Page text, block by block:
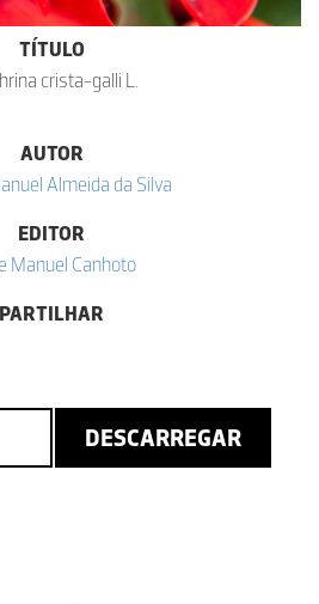
TÍTULO
crista-galli L.
AUTOR
Almeida da Silva
EDITOR
Manuel Canhoto
PARTILHAR
DESCARREGAR